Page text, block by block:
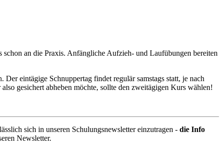
an die Praxis. Anfängliche Aufzieh- und Laufübungen bereiten
eintägige Schnuppertag findet regulär samstags statt, je nach
gesichert abheben möchte, sollte den zweitägigen Kurs wählen!
sich in unseren Schulungsnewsletter einzutragen - die Info
Newsletter.